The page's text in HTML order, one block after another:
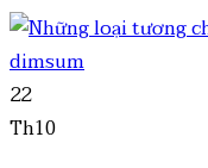
22
Th10